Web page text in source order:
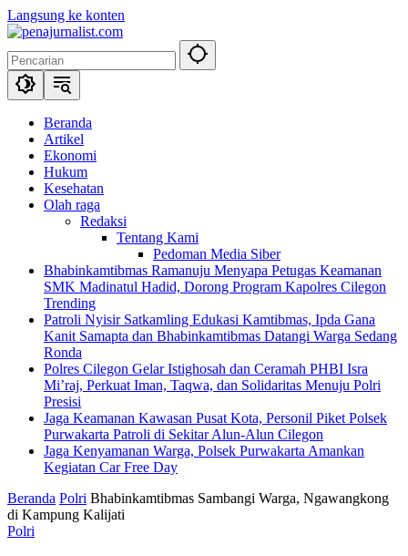
Langsung ke konten
Beranda
Artikel
Ekonomi
Hukum
Kesehatan
Olah raga
Redaksi
Tentang Kami
Pedoman Media Siber
Bhabinkamtibmas Ramanuju Menyapa Petugas Keamanan
SMK Madinatul Hadid, Dorong Program Kapolres Cilegon
Trending
Patroli Nyisir Satkamling Edukasi Kamtibmas, Ipda Gana
Kanit Samapta dan Bhabinkamtibmas Datangi Warga Sedang
Ronda
Polres Cilegon Gelar Istighosah dan Ceramah PHBI Isra
Mi’raj, Perkuat Iman, Taqwa, dan Solidaritas Menuju Polri
Presisi
Jaga Keamanan Kawasan Pusat Kota, Personil Piket Polsek
Purwakarta Patroli di Sekitar Alun-Alun Cilegon
Jaga Kenyamanan Warga, Polsek Purwakarta Amankan
Kegiatan Car Free Day
Beranda Polri Bhabinkamtibmas Sambangi Warga, Ngawangkong
di Kampung Kalijati
Polri